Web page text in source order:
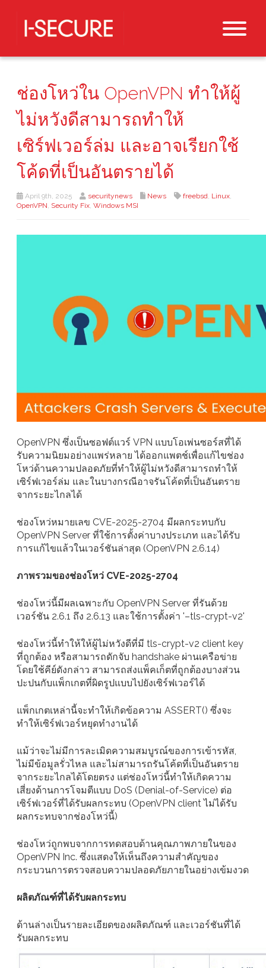
ช่องโหว่ใน OpenVPN ทำให้ผู้
ไม่หวังดีสามารถทำให้
เซิร์ฟเวอร์ล่ม และอาจเรียกใช้
โค้ดที่เป็นอันตรายได้
April 9th, 2025 securitynews News freebsd, Linux,
OpenVPN, Security Fix, Windows MSI
OpenVPN ซึ่งเป็นซอฟต์แวร์ VPN แบบโอเพ่นซอร์สที่ได้
รับความนิยมอย่างแพร่หลาย ได้ออกแพตช์เพื่อแก้ไขช่อง
โหว่ด้านความปลอดภัยที่ทำให้ผู้ไม่หวังดีสามารถทำให้
เซิร์ฟเวอร์ล่ม และในบางกรณีอาจรันโค้ดที่เป็นอันตราย
จากระยะไกลได้
ช่องโหว่หมายเลข CVE-2025-2704 มีผลกระทบกับ
OpenVPN Server ที่ใช้การตั้งค่าบางประเภท และได้รับ
การแก้ไขแล้วในเวอร์ชันล่าสุด (OpenVPN 2.6.14)
ภาพรวมของช่องโหว่ CVE-2025-2704
ช่องโหว่นี้มีผลเฉพาะกับ OpenVPN Server ที่รันด้วย
เวอร์ชัน 2.6.1 ถึง 2.6.13 และใช้การตั้งค่า '–tls-crypt-v2'
ช่องโหว่นี้ทำให้ให้ผู้ไม่หวังดีที่มี tls-crypt-v2 client key
ที่ถูกต้อง หรือสามารถดักจับ handshake ผ่านเครือข่าย
โดยใช้คีย์ดังกล่าว สามารถส่งแพ็คเก็ตที่ถูกต้องบางส่วน
ปะปนกับแพ็กเกตที่ผิดรูปแบบไปยังเซิร์ฟเวอร์ได้
แพ็กเกตเหล่านี้จะทำให้เกิดข้อความ ASSERT() ซึ่งจะ
ทำให้เซิร์ฟเวอร์หยุดทำงานได้
แม้ว่าจะไม่มีการละเมิดความสมบูรณ์ของการเข้ารหัส,
ไม่มีข้อมูลรั่วไหล และไม่สามารถรันโค้ดที่เป็นอันตราย
จากระยะไกลได้โดยตรง แต่ช่องโหว่นี้ทำให้เกิดความ
เสี่ยงด้านการโจมตีแบบ DoS (Denial-of-Service) ต่อ
เซิร์ฟเวอร์ที่ได้รับผลกระทบ (OpenVPN client ไม่ได้รับ
ผลกระทบจากช่องโหว่นี้)
ช่องโหว่ถูกพบจากการทดสอบด้านคุณภาพภายในของ
OpenVPN Inc. ซึ่งแสดงให้เห็นถึงความสำคัญของ
กระบวนการตรวจสอบความปลอดภัยภายในอย่างเข้มงวด
ผลิตภัณฑ์ที่ได้รับผลกระทบ
ด้านล่างเป็นรายละเอียดของผลิตภัณฑ์ และเวอร์ชันที่ได้
รับผลกระทบ